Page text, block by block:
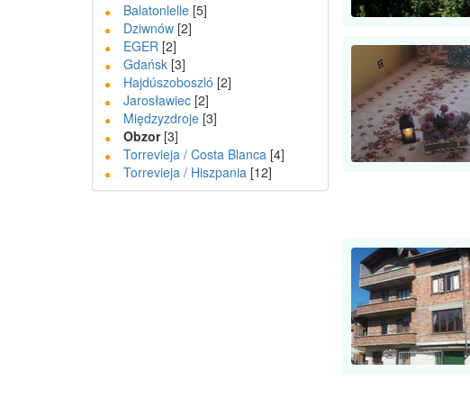
Balatonlelle [5]
Dziwnów [2]
EGER [2]
Gdańsk [3]
Hajdúszoboszló [2]
Jarosławiec [2]
Międzyzdroje [3]
Obzor [3]
Torrevieja / Costa Blanca [4]
Torrevieja / Hiszpania [12]